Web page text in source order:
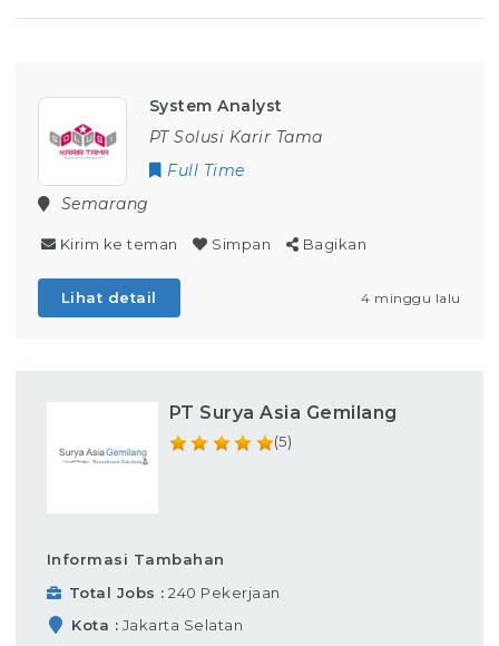
System Analyst
PT Solusi Karir Tama
Full Time
Semarang
Kirim ke teman Simpan Bagikan
Lihat detail 4 minggu lalu
PT Surya Asia Gemilang
(5)
Informasi Tambahan
Total Jobs
240 Pekerjaan
Kota
Jakarta Selatan